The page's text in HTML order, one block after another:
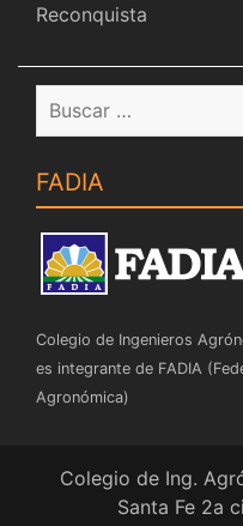
Reconquista
Buscar:
FADIA
Colegio de Ingenieros
es integrante de FADIA
Agronómica)
Colegio de Ing.
Santa Fe 2a